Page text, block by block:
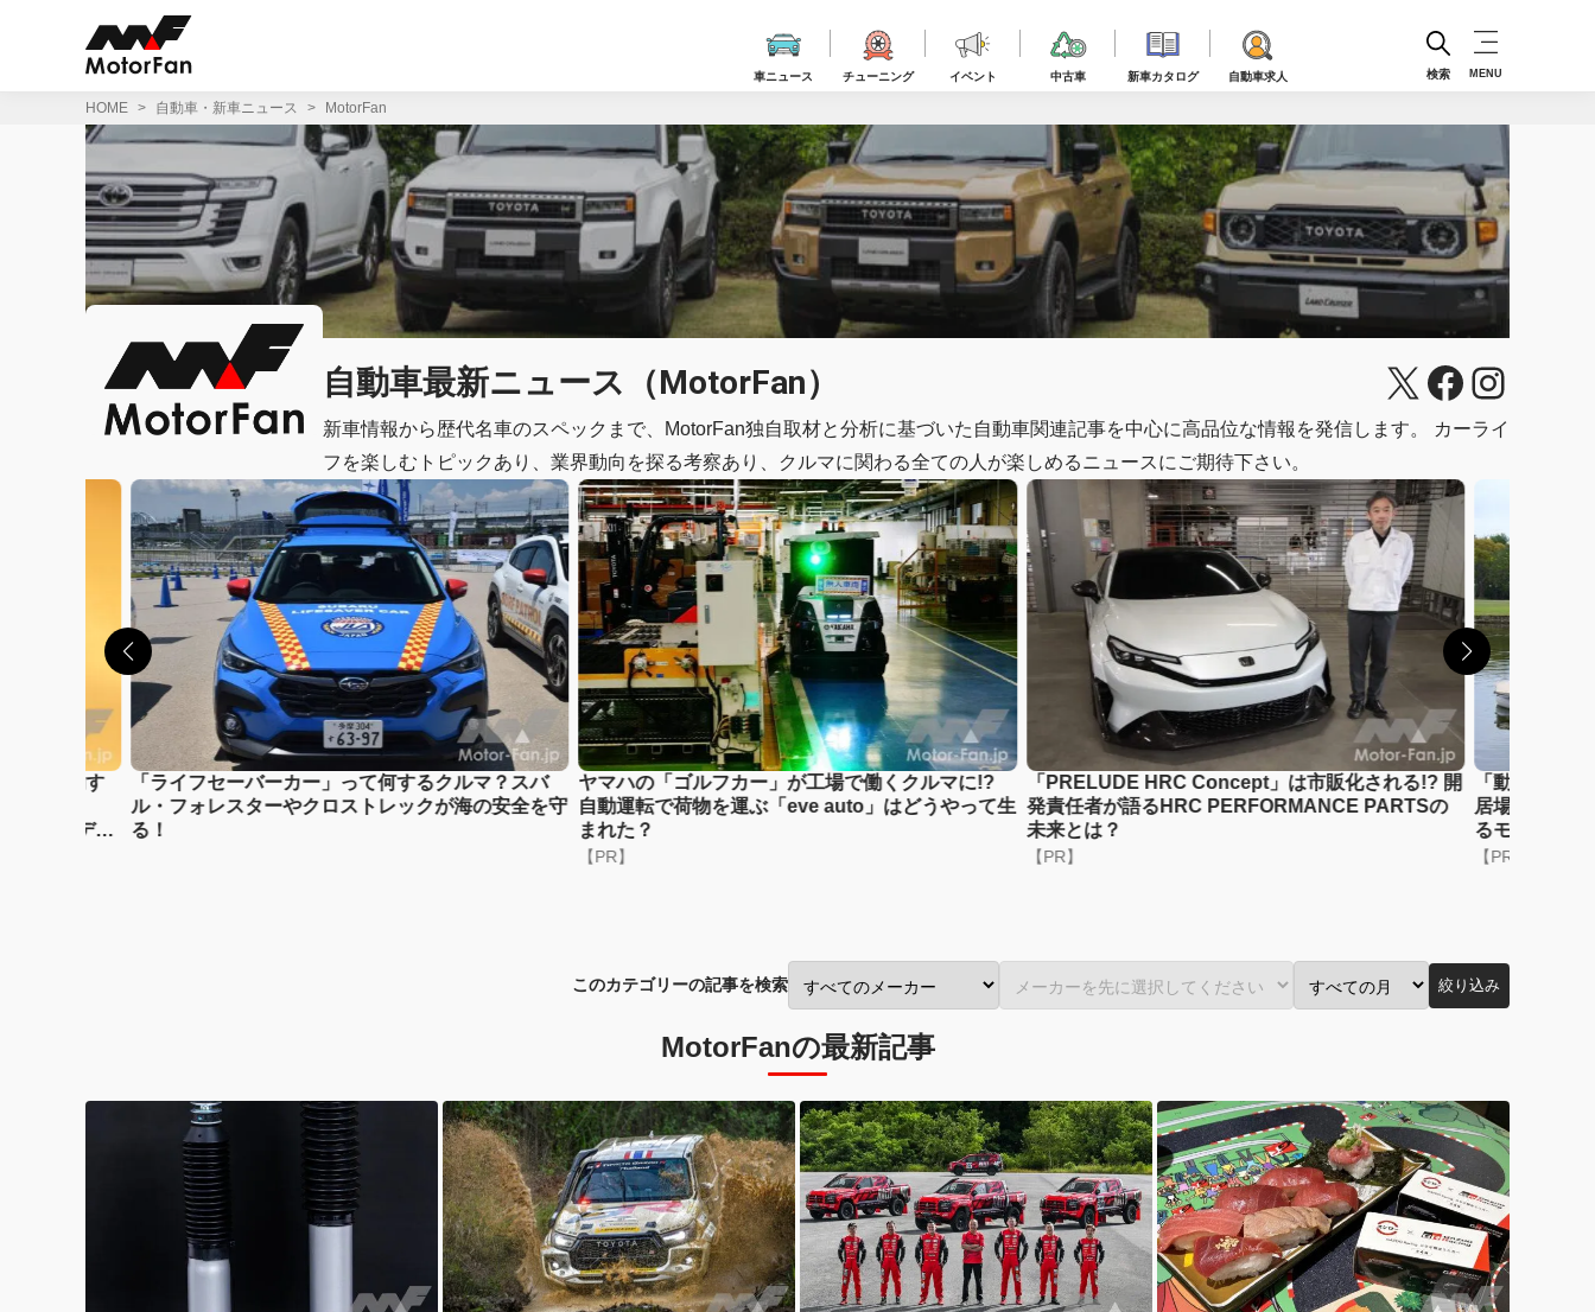
車ニュース チューニング イベント 中古車 新車カタログ 自動車求人 検索 MENU
HOME 自動車・新車ニュース MotorFan
自動車最新ニュース（MotorFan）
X
新車情報から歴代名車のスペックまで、MotorFan独自取材と分析に基づいた自動車関連記事を中心に高品位な情報を発信します。 カーライ
フを楽しむトピックあり、業界動向を探る考察あり、クルマに関わる全ての人が楽しめるニュースにご期待下さい。
。躍動す
限定版デザ
「ライフセーバーカー」って何するクルマ？スバ
ル・フォレスターやクロストレックが海の安全を守
る！
ヤマハの「ゴルフカー」が工場で働くクルマに!?
自動運転で荷物を運ぶ「eve auto」はどうやって生
まれた？
【PR】
「PRELUDE HRC Concept」は市販化される!? 開
発責任者が語るHRC PERFORMANCE PARTSの
未来とは？
【PR】
「動かない
居場所「Six
るモビリティ
【PR】
このカテゴリーの記事を検索 絞り込み
MotorFanの最新記事